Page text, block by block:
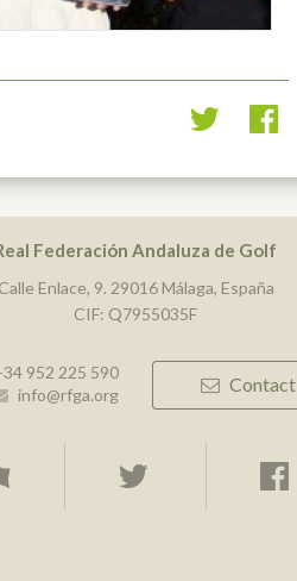
Federación Andaluza de Golf
Calle Enlace, 9. 29016 Málaga, España
CIF: Q7955035F
952 225 590
info@rfga.org
Contact